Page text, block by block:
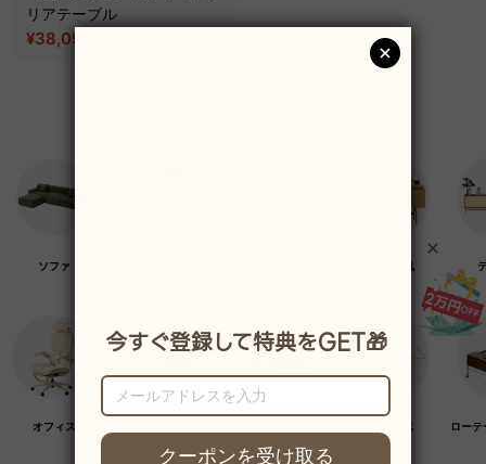
リアテーブル
¥38,090
ソファ デスク・机
オフィス マットレス ロー